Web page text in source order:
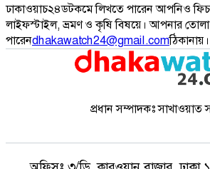
ঢাকাওয়াচ২৪ডটকমে লিখতে পারেন আপনিও
লাইফস্টাইল, ভ্রমণ ও কৃষি বিষয়ে। আপনার
পারেনdhakawatch24@gmail.comঠিকানায়।
প্রধান সম্পাদকঃ সাখাওয়াত